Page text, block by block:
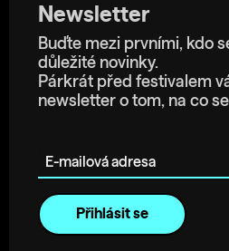
Newsletter
Buďte mezi prvními, kdo
důležité novinky.
Párkrát před festivalem
newsletter o tom, na co